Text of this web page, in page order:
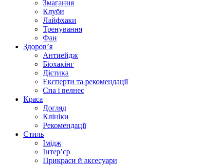
Змагання
Клуби
Лайфхаки
Тренування
Фан
Здоров’я
Антиейдж
Біохакінг
Дієтика
Експерти та рекомендації
Спа i велнес
Краса
Догляд
Клініки
Рекомендації
Стиль
Імідж
Інтер’єр
Прикраси й аксесуари